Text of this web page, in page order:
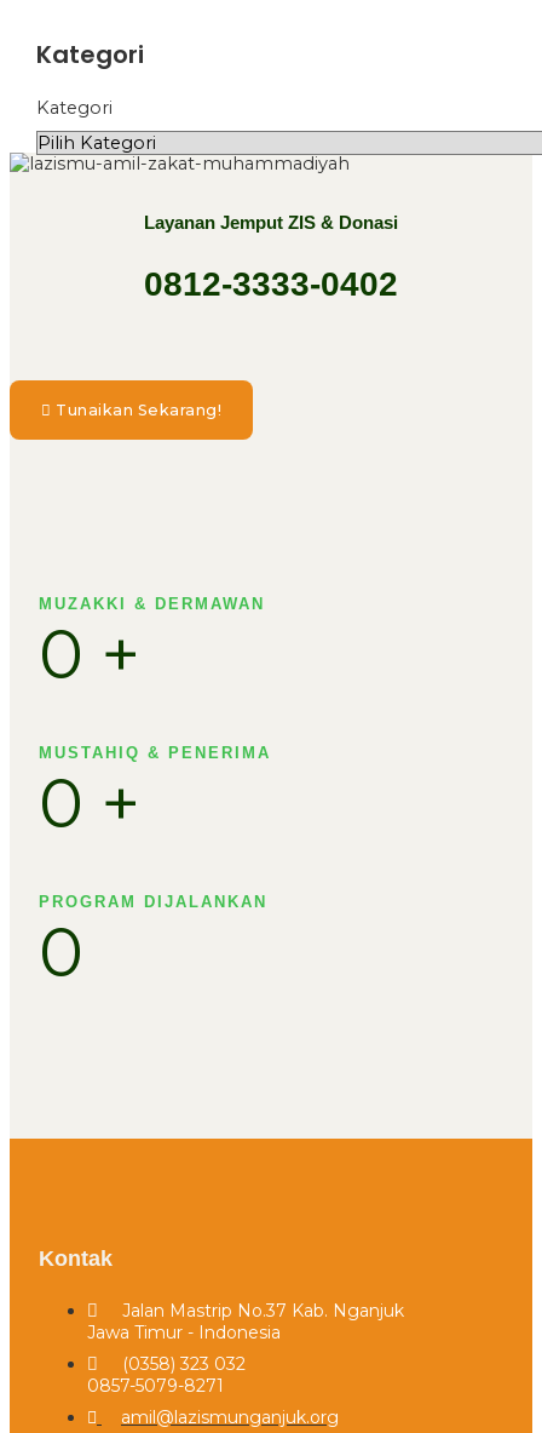
Kategori
Kategori
Layanan Jemput ZIS & Donasi
0812-3333-0402
Tunaikan Sekarang!
MUZAKKI & DERMAWAN
0 +
MUSTAHIQ & PENERIMA​
0 +
PROGRAM DIJALANKAN
0
Kontak
Jalan Mastrip No.37 Kab. Nganjuk
Jawa Timur - Indonesia
(0358) 323 032​
0857-5079-8271
amil@lazismunganjuk.org